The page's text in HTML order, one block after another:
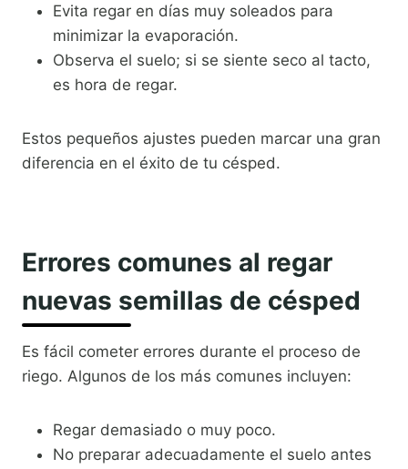
Evita regar en días muy soleados para
minimizar la evaporación.
Observa el suelo; si se siente seco al tacto,
es hora de regar.
Estos pequeños ajustes pueden marcar una gran
diferencia en el éxito de tu césped.
Errores comunes al regar
nuevas semillas de césped
Es fácil cometer errores durante el proceso de
riego. Algunos de los más comunes incluyen:
Regar demasiado o muy poco.
No preparar adecuadamente el suelo antes